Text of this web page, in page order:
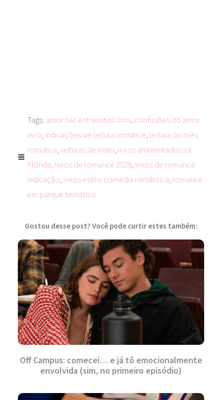
Tags: amor nas entrelinhas livro, confusões do amor
livro, indicações de leitura romance, leitura do mês
romance, leituras de maio, livros ambientados na
Flórida, livros de romance 2026, livros de romance
indicação, livros estilo comédia romântica, romance
em parque temático
Gostou desse post? Você pode curtir estes também:
Off Campus: comecei… e já tô emocionalmente
envolvida (sim, no primeiro episódio)